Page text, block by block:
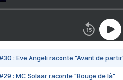
#30 : Eve Angeli raconte "Avant de
#29 : MC Solaar raconte "Bouge de là"